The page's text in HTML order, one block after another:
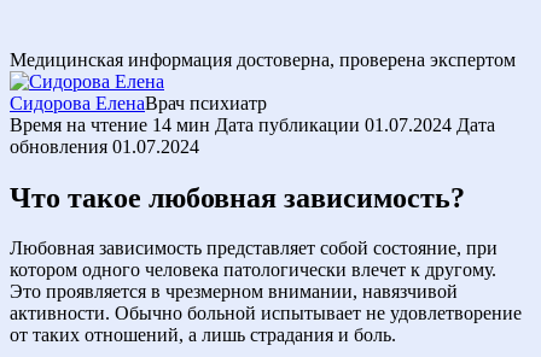
Медицинская информация достоверна, проверена экспертом
Сидорова ЕленаВрач психиатр
Время на чтение 14 мин Дата публикации 01.07.2024 Дата
обновления 01.07.2024
Что такое любовная зависимость?
Любовная зависимость представляет собой состояние, при
котором одного человека патологически влечет к другому.
Это проявляется в чрезмерном внимании, навязчивой
активности. Обычно больной испытывает не удовлетворение
от таких отношений, а лишь страдания и боль.